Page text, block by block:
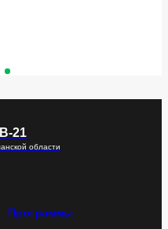
21
области
Программы